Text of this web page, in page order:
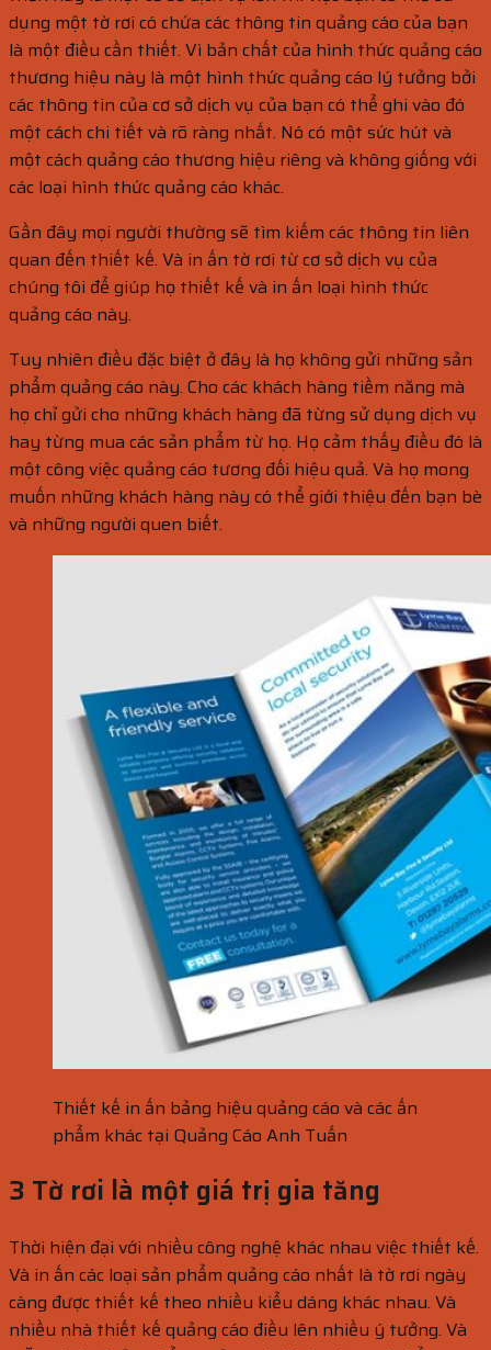
dụng một tờ rơi có chứa các thông tin quảng cáo của bạn
là một điều cần thiết. Vì bản chất của hình thức quảng cáo
thương hiệu này là một hình thức quảng cáo lý tưởng bởi
các thông tin của cơ sở dịch vụ của bạn có thể ghi vào đó
một cách chi tiết và rõ ràng nhất. Nó có một sức hút và
một cách quảng cáo thương hiệu riêng và không giống với
các loại hình thức quảng cáo khác.
Gần đây mọi người thường sẽ tìm kiếm các thông tin liên
quan đến thiết kế. Và in ấn tờ rơi từ cơ sở dịch vụ của
chúng tôi để giúp họ thiết kế và in ấn loại hình thức
quảng cáo này.
Tuy nhiên điều đặc biệt ở đây là họ không gửi những sản
phẩm quảng cáo này. Cho các khách hàng tiềm năng mà
họ chỉ gửi cho những khách hàng đã từng sử dụng dịch vụ
hay từng mua các sản phẩm từ họ. Họ cảm thấy điều đó là
một công việc quảng cáo tương đối hiệu quả. Và họ mong
muốn những khách hàng này có thể giới thiệu đến bạn bè
và những người quen biết.
Thiết kế in ấn bảng hiệu quảng cáo và các ấn
phẩm khác tại Quảng Cáo Anh Tuấn
3 Tờ rơi là một giá trị gia tăng
Thời hiện đại với nhiều công nghệ khác nhau việc thiết kế.
Và in ấn các loại sản phẩm quảng cáo nhất là tờ rơi ngày
càng được thiết kế theo nhiều kiểu dáng khác nhau. Và
nhiều nhà thiết kế quảng cáo điều lên nhiều ý tưởng. Và